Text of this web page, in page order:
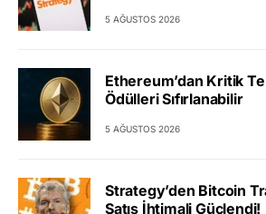
5 AĞUSTOS 2026
Ethereum’dan Kritik
Ödülleri Sıfırlanabilir
5 AĞUSTOS 2026
Strategy’den Bitcoin
Satış İhtimali Güçlendi!